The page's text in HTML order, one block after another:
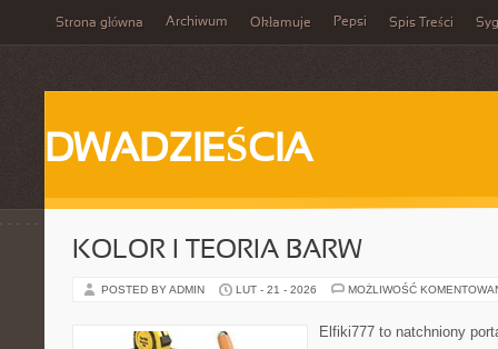
Strona główna Archiwum Okłamuje Pepsi Spis Treści
DWADZIEŚCIA
KOLOR I TEORIA BARW
POSTED BY ADMIN LUT - 21 - 2026 MOŻLIWOŚĆ
Elfiki777 to natchniony